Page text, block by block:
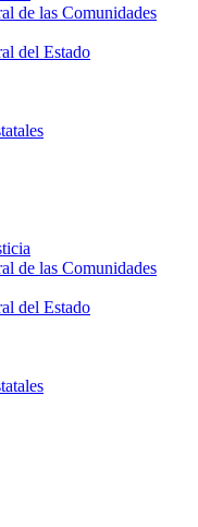
de las Comunidades
del Estado
de las Comunidades
del Estado